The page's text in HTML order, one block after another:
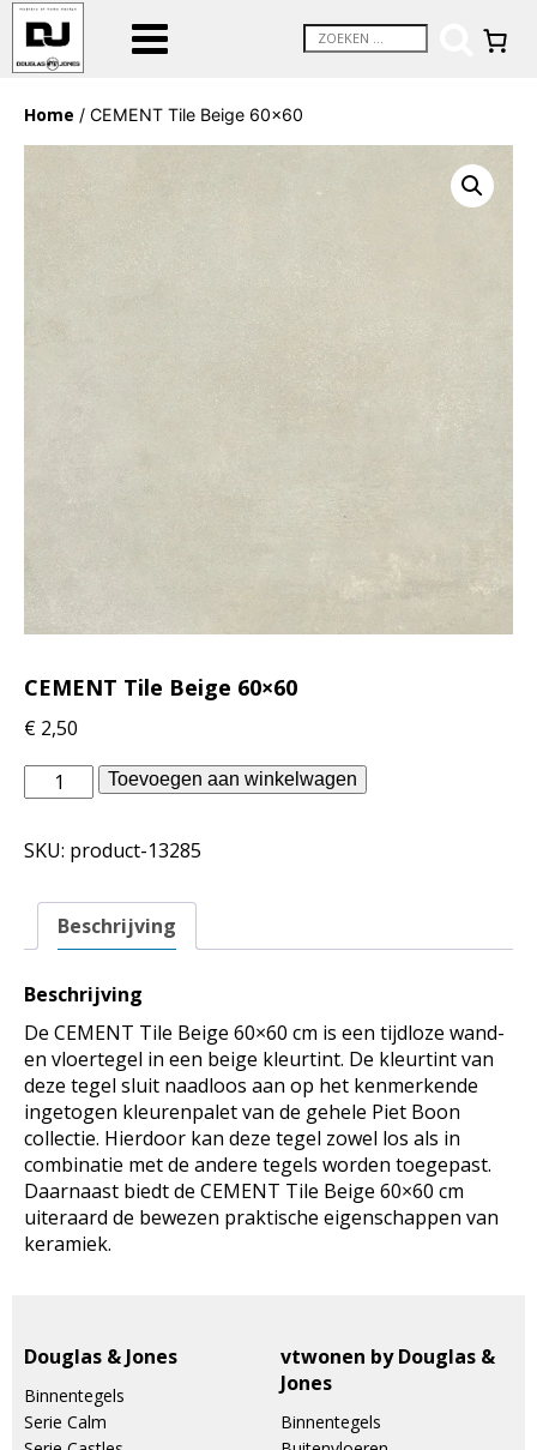
Home / CEMENT Tile Beige 60×60
CEMENT Tile Beige 60×60
€ 2,50
Piet
Boon
-
Tile
Beige
aantal
Toevoegen aan winkelwagen
SKU: product-13285
Beschrijving
Beschrijving
De CEMENT Tile Beige 60×60 cm is een tijdloze wand-
en vloertegel in een beige kleurtint. De kleurtint van
deze tegel sluit naadloos aan op het kenmerkende
ingetogen kleurenpalet van de gehele Piet Boon
collectie. Hierdoor kan deze tegel zowel los als in
combinatie met de andere tegels worden toegepast.
Daarnaast biedt de CEMENT Tile Beige 60×60 cm
uiteraard de bewezen praktische eigenschappen van
keramiek.
Douglas & Jones
Binnentegels
Serie Calm
vtwonen by Douglas &
Jones
Binnentegels